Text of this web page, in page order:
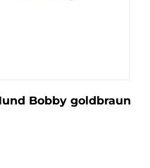
Bobby goldbraun